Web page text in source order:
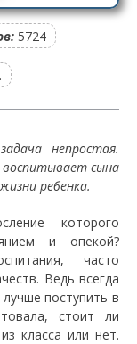
5724
непростая.
воспитывает сына
ребенка.
которого
и опекой?
часто
Ведь всегда
поступить в
стоит ли
класса или нет.